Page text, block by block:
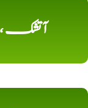
آتشک